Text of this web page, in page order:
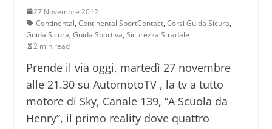
27 Novembre 2012
Continental, Continental SportContact, Corsi Guida Sicura,
Guida Sicura, Guida Sportiva, Sicurezza Stradale
2 min read
Prende il via oggi, martedì 27 novembre
alle 21.30 su AutomotoTV , la tv a tutto
motore di Sky, Canale 139, “A Scuola da
Henry”, il primo reality dove quattro